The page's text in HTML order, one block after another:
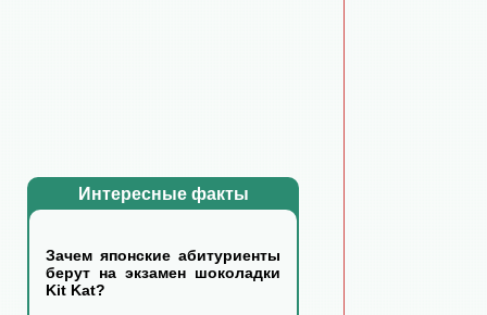
Интересные факты
Зачем японские абитуриенты
берут на экзамен шоколадки
Kit Kat?